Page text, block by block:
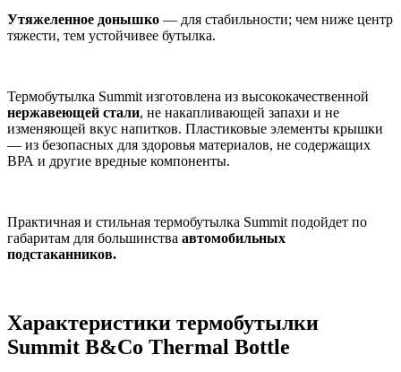
Утяжеленное донышко — для стабильности; чем ниже центр
тяжести, тем устойчивее бутылка.
Термобутылка Summit изготовлена из высококачественной
нержавеющей стали, не накапливающей запахи и не
изменяющей вкус напитков. Пластиковые элементы крышки
— из безопасных для здоровья материалов, не содержащих
ВРА и другие вредные компоненты.
Практичная и стильная термобутылка Summit подойдет по
габаритам для большинства автомобильных
подстаканников.
Характеристики термобутылки
Summit B&Co Thermal Bottle